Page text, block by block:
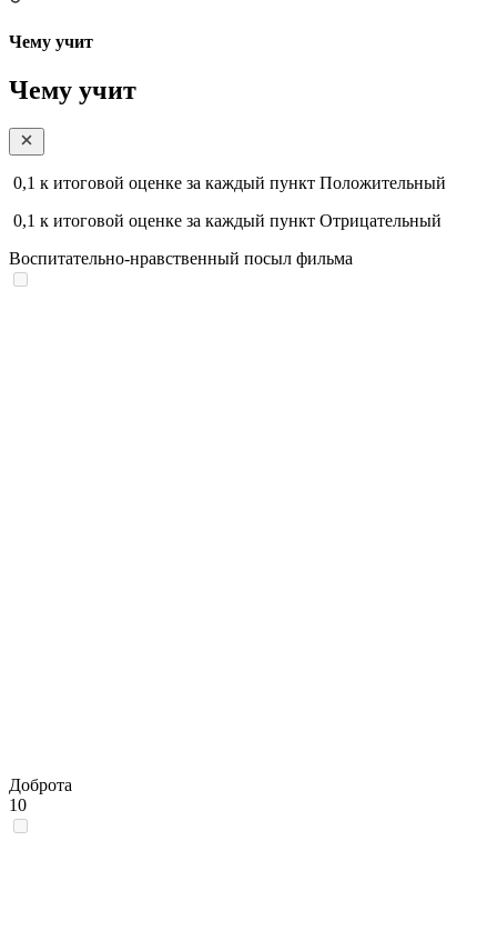
Чему учит
Чему учит
0,1 к итоговой оценке за каждый пункт Положительный
0,1 к итоговой оценке за каждый пункт Отрицательный
Воспитательно-нравственный посыл фильма
Доброта
10